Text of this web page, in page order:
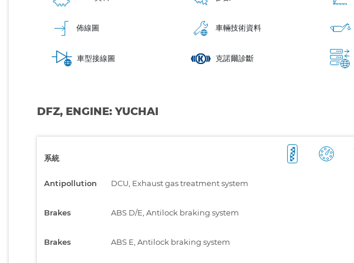
佈線圖 車輛技術資料
車型接線圖 克諾爾診斷
DFZ, ENGINE: YUCHAI
系統
Antipollution DCU, Exhaust gas treatment system
Brakes ABS D/E, Antilock braking system
Brakes ABS E, Antilock braking system